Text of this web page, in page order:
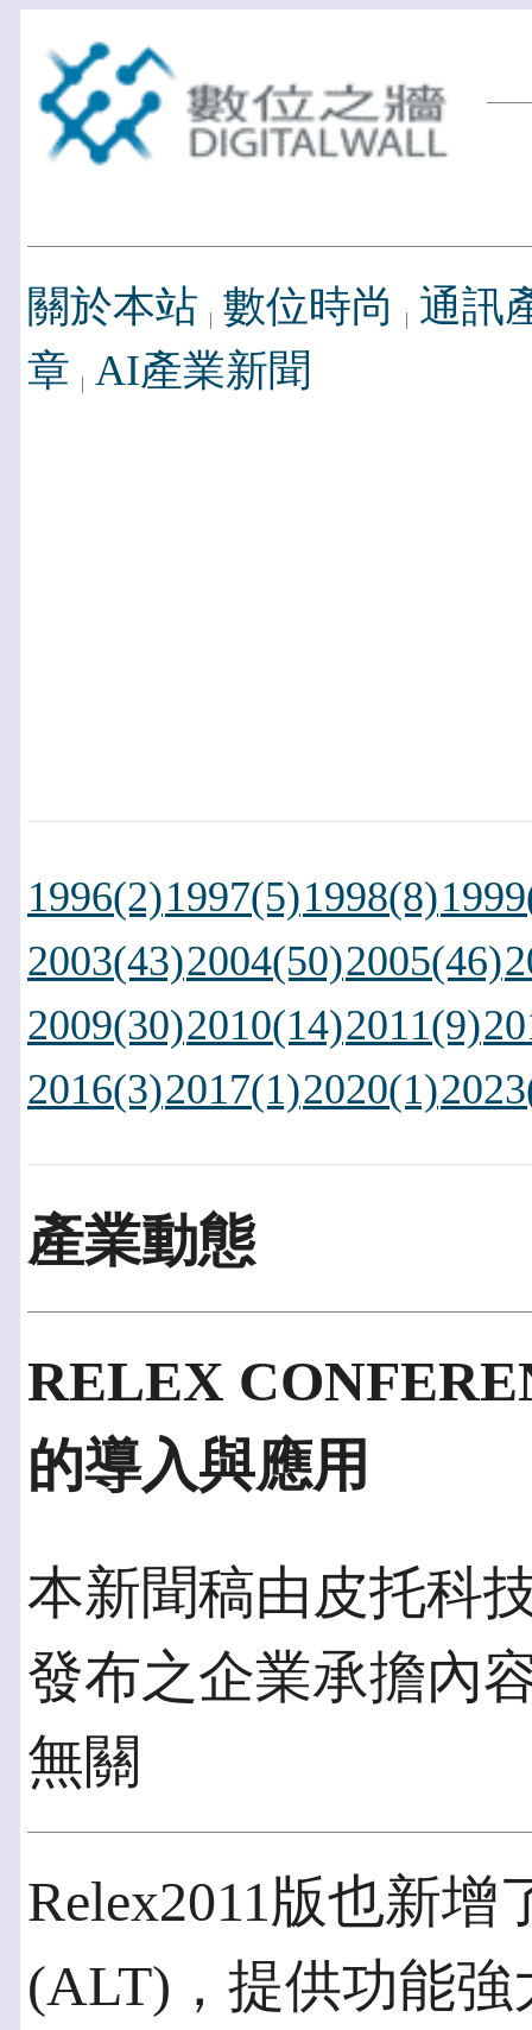
關於本站 數位時尚
通訊
章 AI產業新聞
1996(2)1997(5)1998(8)
2003(43)2004(50)2005(46)
2009(30)2010(14)2011(9)
2016(3)2017(1)2020(1)
產業動態
RELEX
的導入與應用
本新聞稿由皮托科
發布之企業承擔內
無關
Relex2011版也新
(ALT)，提供功能